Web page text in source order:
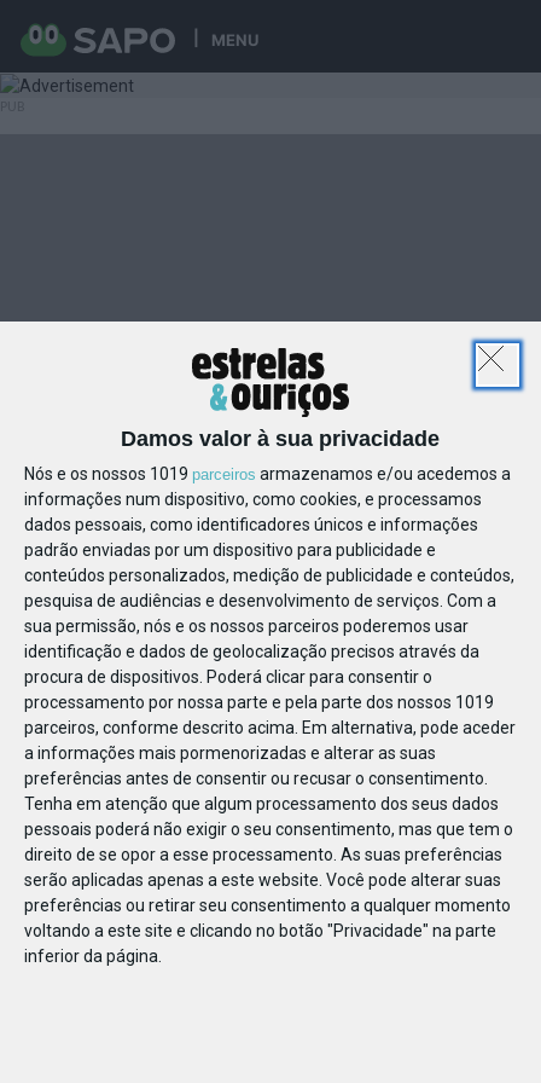
MENU
Damos valor à sua privacidade
Nós e os nossos 1019 parceiros armazenamos e/ou acedemos a
informações num dispositivo, como cookies, e processamos
dados pessoais, como identificadores únicos e informações
padrão enviadas por um dispositivo para publicidade e
conteúdos personalizados, medição de publicidade e conteúdos,
pesquisa de audiências e desenvolvimento de serviços. Com a
sua permissão, nós e os nossos parceiros poderemos usar
identificação e dados de geolocalização precisos através da
procura de dispositivos. Poderá clicar para consentir o
processamento por nossa parte e pela parte dos nossos 1019
parceiros, conforme descrito acima. Em alternativa, pode aceder
a informações mais pormenorizadas e alterar as suas
preferências antes de consentir ou recusar o consentimento.
Tenha em atenção que algum processamento dos seus dados
pessoais poderá não exigir o seu consentimento, mas que tem o
direito de se opor a esse processamento. As suas preferências
serão aplicadas apenas a este website. Você pode alterar suas
preferências ou retirar seu consentimento a qualquer momento
voltando a este site e clicando no botão "Privacidade" na parte
inferior da página.
645431599035366